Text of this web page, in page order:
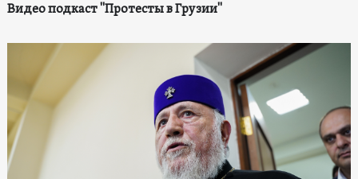
Видео подкаст "Протесты в Грузии"